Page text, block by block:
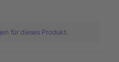
für dieses Produkt.